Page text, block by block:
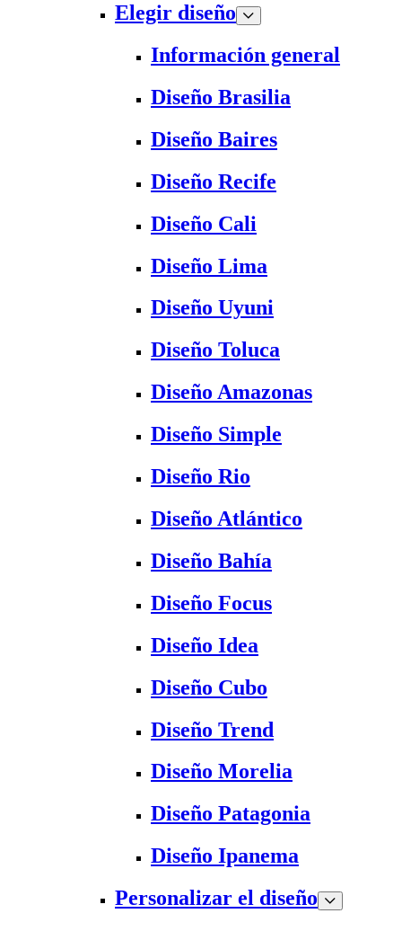
Elegir diseño
Información general
Diseño Brasilia
Diseño Baires
Diseño Recife
Diseño Cali
Diseño Lima
Diseño Uyuni
Diseño Toluca
Diseño Amazonas
Diseño Simple
Diseño Rio
Diseño Atlántico
Diseño Bahía
Diseño Focus
Diseño Idea
Diseño Cubo
Diseño Trend
Diseño Morelia
Diseño Patagonia
Diseño Ipanema
Personalizar el diseño